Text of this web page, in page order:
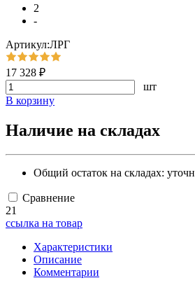
2
-
Артикул:ЛРГ
17 328 ₽
шт
В корзину
Наличие на складах
Общий остаток на складах:
Сравнение
21
ссылка на товар
Характеристики
Описание
Комментарии